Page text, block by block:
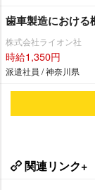
歯車製造における
株式会社ライオン社
時給1,350円
派遣社員 / 神奈川県
関連リンク+